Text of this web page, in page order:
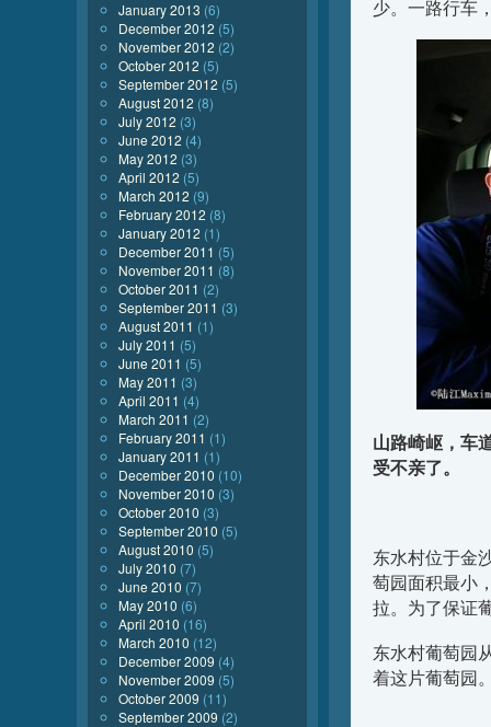
少。一路行车
山路崎岖，车
受不亲了。
东水村位于金
萄园面积最小
拉。为了保证
东水村葡萄园
着这片葡萄园
January 2013 (6)
December 2012 (5)
November 2012 (2)
October 2012 (5)
September 2012 (5)
August 2012 (8)
July 2012 (3)
June 2012 (4)
May 2012 (3)
April 2012 (5)
March 2012 (9)
February 2012 (8)
January 2012 (1)
December 2011 (5)
November 2011 (8)
October 2011 (2)
September 2011 (3)
August 2011 (1)
July 2011 (5)
June 2011 (5)
May 2011 (3)
April 2011 (4)
March 2011 (2)
February 2011 (1)
January 2011 (1)
December 2010 (10)
November 2010 (3)
October 2010 (3)
September 2010 (5)
August 2010 (5)
July 2010 (7)
June 2010 (7)
May 2010 (6)
April 2010 (16)
March 2010 (12)
December 2009 (4)
November 2009 (5)
October 2009 (11)
September 2009 (2)